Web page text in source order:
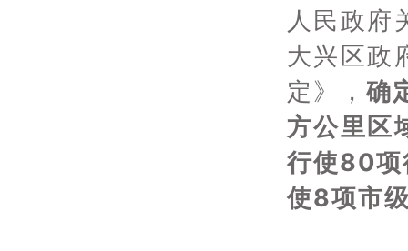
人民政府
大兴区政
定》，确
方公里区
行使80项
使8项市